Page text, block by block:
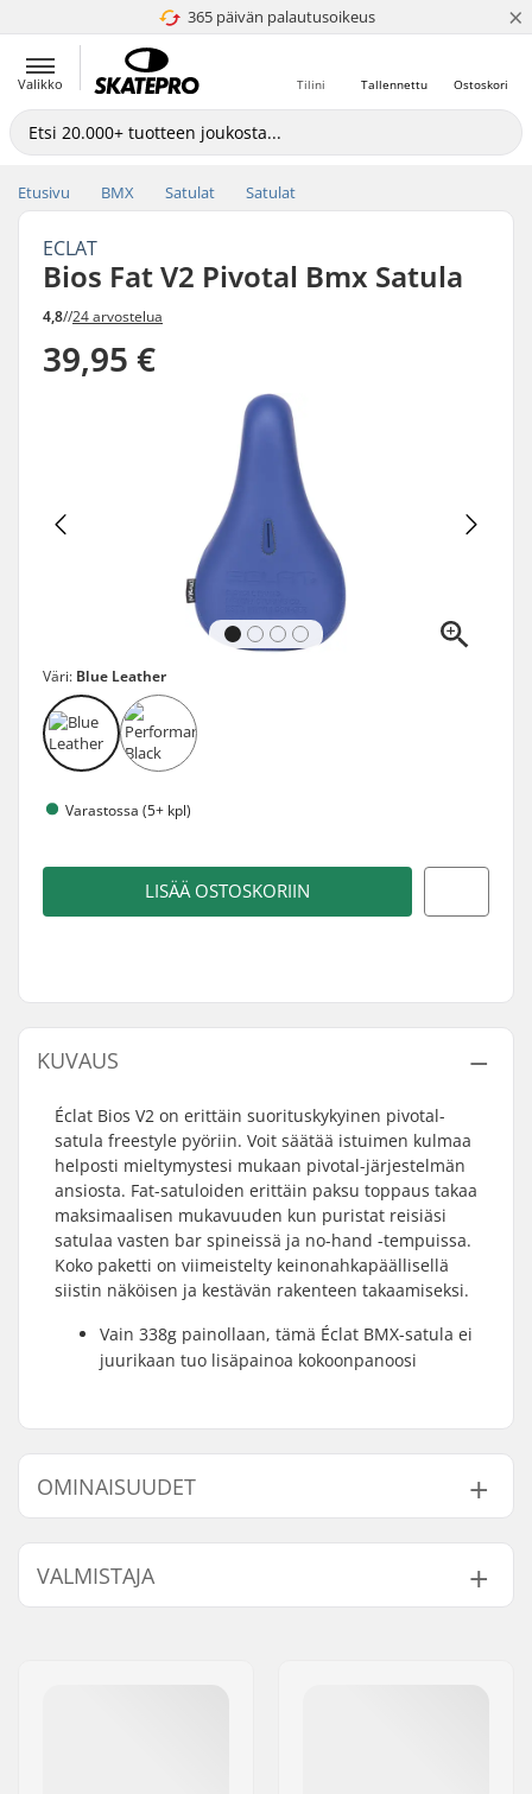
365 päivän palautusoikeus
4.8 / 5 ×
Valikko Ostoskori
Tallennettu
Tilini
Etusivu BMX Satulat Satulat
ECLAT
Bios Fat V2 Pivotal Bmx Satula
4,8//24 arvostelua
39,95 €
Väri: Blue Leather
Varastossa (5+ kpl)
LISÄÄ OSTOSKORIIN
KUVAUS
Éclat Bios V2 on erittäin suorituskykyinen pivotal-
satula freestyle pyöriin. Voit säätää istuimen kulmaa
helposti mieltymystesi mukaan pivotal-järjestelmän
ansiosta. Fat-satuloiden erittäin paksu toppaus takaa
maksimaalisen mukavuuden kun puristat reisiäsi
satulaa vasten bar spineissä ja no-hand -tempuissa.
Koko paketti on viimeistelty keinonahkapäällisellä
siistin näköisen ja kestävän rakenteen takaamiseksi.
Vain 338g painollaan, tämä Éclat BMX-satula ei
juurikaan tuo lisäpainoa kokoonpanoosi
OMINAISUUDET
Päällinen:
Synteettinen nahka
Istuin:
Satulan Toppaus:
Fat
VALMISTAJA